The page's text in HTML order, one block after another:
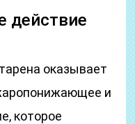
действие
оказывает
и
которое